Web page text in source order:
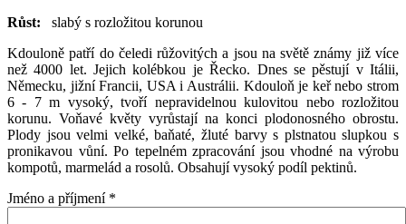
Růst: slabý s rozložitou korunou
Kdouloně patří do čeledi růžovitých a jsou na světě známy již více
než 4000 let. Jejich kolébkou je Řecko. Dnes se pěstují v Itálii,
Německu, jižní Francii, USA i Austrálii. Kdouloň je keř nebo strom
6 - 7 m vysoký, tvoří nepravidelnou kulovitou nebo rozložitou
korunu. Voňavé květy vyrůstají na konci plodonosného obrostu.
Plody jsou velmi velké, baňaté, žluté barvy s plstnatou slupkou s
pronikavou vůní. Po tepelném zpracování jsou vhodné na výrobu
kompotů, marmelád a rosolů. Obsahují vysoký podíl pektinů.
Jméno a příjmení *